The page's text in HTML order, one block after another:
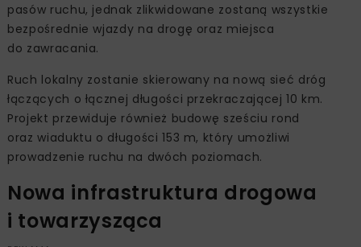
pasów ruchu, jednak zlikwidowane zostaną wszystkie
bezpośrednie wjazdy na drogę oraz miejsca
do zawracania.
Ruch lokalny zostanie skierowany na nową sieć dróg
łączących o łącznej długości przekraczającej 10 km.
Projekt przewiduje również budowę sześciu rond
oraz wiaduktu o długości 153 m, który umożliwi
prowadzenie ruchu na dwóch poziomach.
Nowa infrastruktura drogowa
i towarzysząca